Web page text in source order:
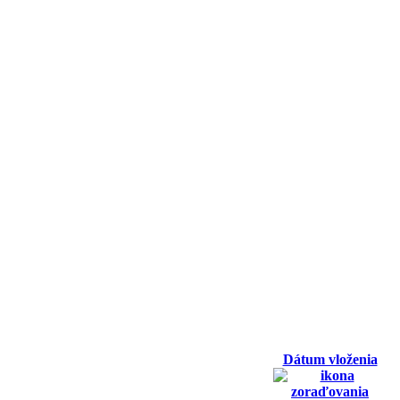
Dátum vloženia